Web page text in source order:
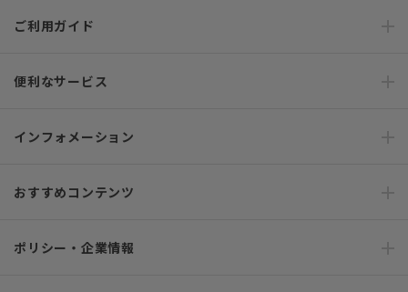
ご利用ガイド
便利なサービス
インフォメーション
おすすめコンテンツ
ポリシー・企業情報